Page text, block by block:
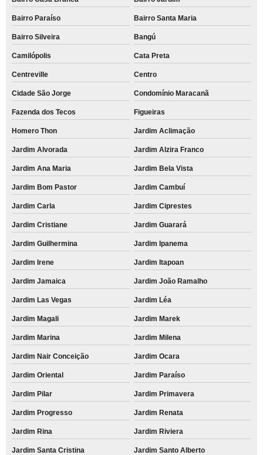
Bairro Paraíso Bairro Santa Maria
Bairro Silveira Bangú
Camilópolis Cata Preta
Centreville Centro
Cidade São Jorge Condomínio Maracanã
Fazenda dos Tecos Figueiras
Homero Thon Jardim Aclimação
Jardim Alvorada Jardim Alzira Franco
Jardim Ana Maria Jardim Bela Vista
Jardim Bom Pastor Jardim Cambuí
Jardim Carla Jardim Ciprestes
Jardim Cristiane Jardim Guarará
Jardim Guilhermina Jardim Ipanema
Jardim Irene Jardim Itapoan
Jardim Jamaica Jardim João Ramalho
Jardim Las Vegas Jardim Léa
Jardim Magali Jardim Marek
Jardim Marina Jardim Milena
Jardim Nair Conceição Jardim Ocara
Jardim Oriental Jardim Paraíso
Jardim Pilar Jardim Primavera
Jardim Progresso Jardim Renata
Jardim Rina Jardim Riviera
Jardim Santa Cristina Jardim Santo Alberto